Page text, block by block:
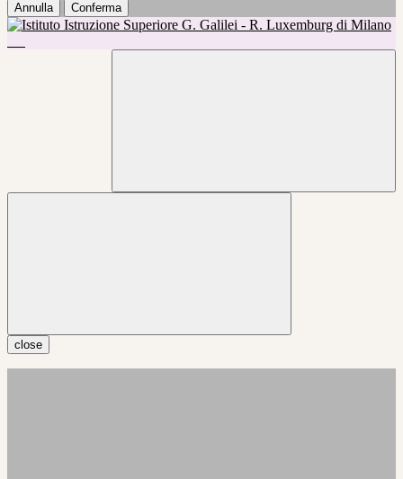
Annulla Conferma
close